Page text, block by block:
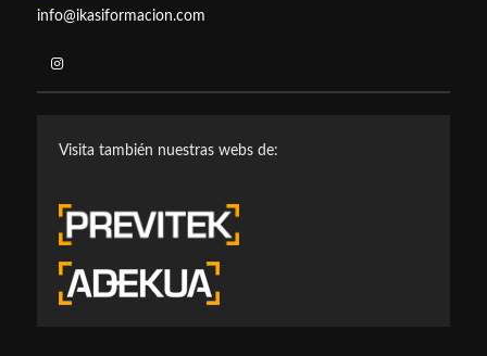
info@ikasiformacion.com
Visita también nuestras webs de: